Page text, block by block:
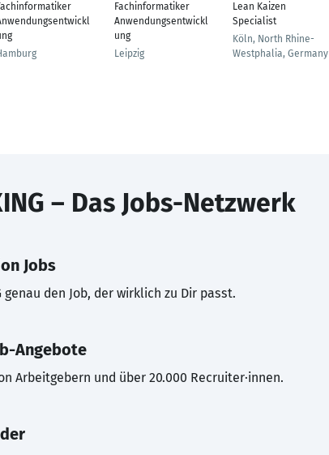
Fachinformatiker
Anwendungsentwickl
ung
Leipzig
Lean Kaizen
Specialist
Köln, North Rhine-
Westphalia, Germany
– Das Jobs-Netzwerk
Jobs
genau den Job, der wirklich zu Dir passt.
Angebote
Arbeitgebern und über 20.000 Recruiter·innen.